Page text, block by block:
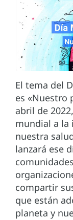
El tema del
es «Nuestro
abril de
mundial a la
nuestra
lanzará ese
compartir
que están
planeta y